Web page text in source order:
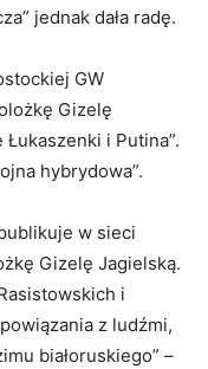
jednak dała radę.
GW
Gizelę
i Putina”.
hybrydowa”.
w sieci
Gizelę Jagielską.
i
z ludźmi,
białoruskiego” –